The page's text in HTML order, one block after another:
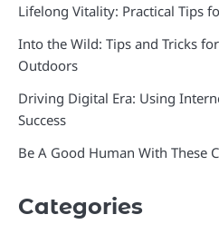
Lifelong Vitality: Practical Tips
Into the Wild: Tips and Tricks
Outdoors
Driving Digital Era: Using
Success
Be A Good Human With These
Categories